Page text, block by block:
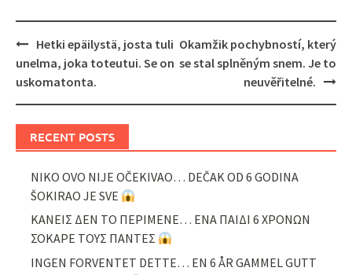
Post
navigation
Hetki epäilystä, josta tuli
unelma, joka toteutui. Se on
uskomatonta.
Okamžik pochybností, který
se stal splněným snem. Je to
neuvěřitelné.
RECENT POSTS
NIKO OVO NIJE OČEKIVAO… DEČAK OD 6 GODINA
ŠOKIRAO JE SVE
ΚΑΝΕΙΣ ΔΕΝ ΤΟ ΠΕΡΙΜΕΝΕ… ΕΝΑ ΠΑΙΔΙ 6 ΧΡΟΝΩΝ
ΣΟΚΑΡΕ ΤΟΥΣ ΠΑΝΤΕΣ
INGEN FORVENTET DETTE… EN 6 ÅR GAMMEL GUTT